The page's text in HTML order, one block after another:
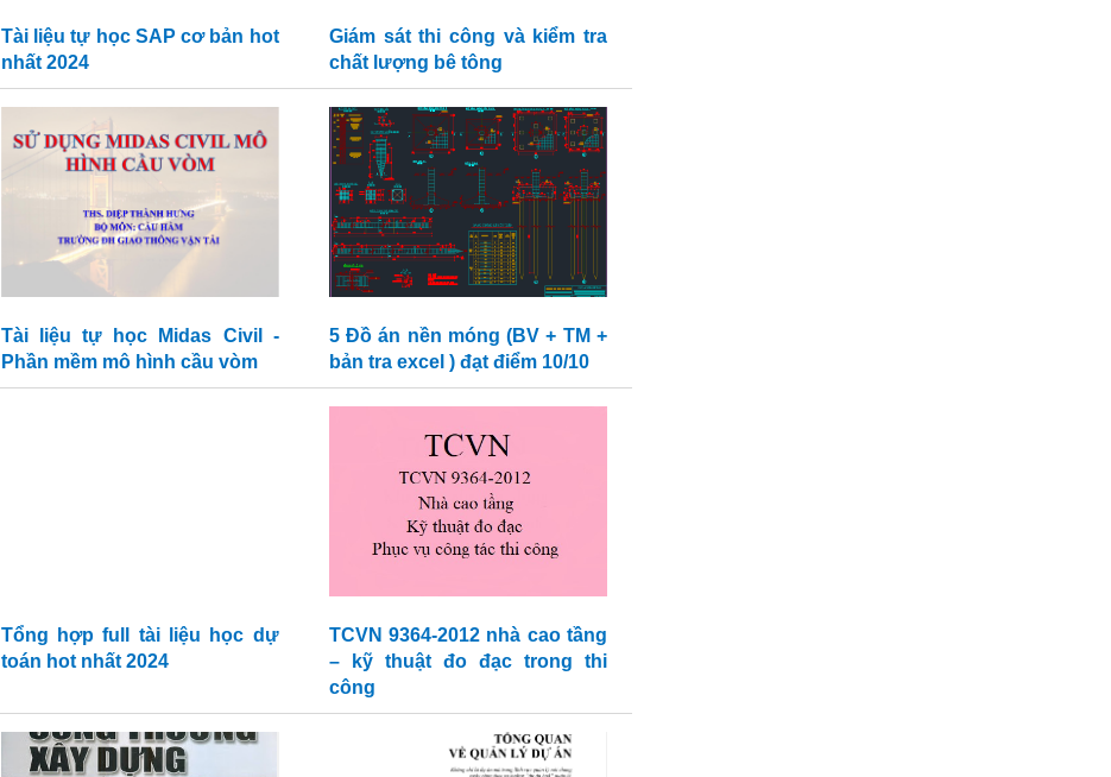
Tài liệu tự học SAP cơ bản hot
nhất 2024
Giám sát thi công và kiểm tra
chất lượng bê tông
Tài liệu tự học Midas Civil -
Phần mềm mô hình cầu vòm
5 Đồ án nền móng (BV + TM +
bản tra excel ) đạt điểm 10/10
Tổng hợp full tài liệu học dự
toán hot nhất 2024
TCVN 9364-2012 nhà cao tầng
– kỹ thuật đo đạc trong thi
công